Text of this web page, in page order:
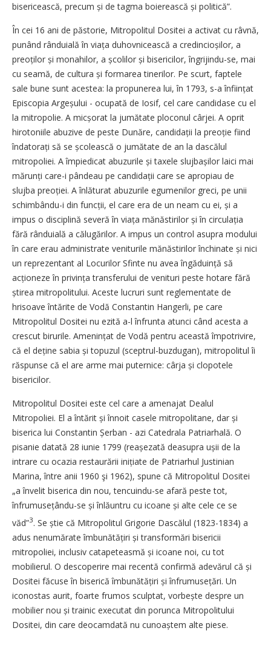
bisericească, precum și de tagma boierească și politică”.
În cei 16 ani de păstorie, Mitropolitul Dositei a activat cu râvnă,
punând rânduială în viața duhovnicească a credincioșilor, a
preoților și monahilor, a școlilor și bisericilor, îngrijindu-se, mai
cu seamă, de cultura și formarea tinerilor. Pe scurt, faptele
sale bune sunt acestea: la propunerea lui, în 1793, s-a înființat
Episcopia Argeșului - ocupată de Iosif, cel care candidase cu el
la mitropolie. A micșorat la jumătate ploconul cârjei. A oprit
hirotoniile abuzive de peste Dunăre, candidații la preoție fiind
în­datorați să se școlească o jumătate de an la dascălul
mitropoliei. A împiedicat abuzurile și taxele slujbașilor laici mai
mărunți care-i pândeau pe candidații care se apropiau de
slujba preoției. A înlăturat abuzurile egumenilor greci, pe unii
schimbându-i din funcții, el care era de un neam cu ei, și a
impus o disciplină severă în viața mănăstirilor și în cir­culația
fără rânduială a călugărilor. A impus un control asupra modului
în care erau administrate veniturile mănăstirilor închinate și nici
un reprezentant al Locurilor Sfinte nu avea îngăduință să
acționeze în privința transferului de venituri peste hotare fără
știrea mitropolitului. Aceste lucruri sunt reglementate de
hrisoave întărite de Vodă Constantin Hangerli, pe care
Mitropolitul Dositei nu ezită a-l înfrunta atunci când acesta a
crescut birurile. Amenințat de Vodă pentru această împotrivire,
că el deține sabia și topuzul (sceptrul-buzdugan), mitropolitul îi
răspunse că el are arme mai puternice: cârja și clopotele
bisericilor.
Mitropolitul Dositei este cel care a amenajat Dealul
Mitropoliei. El a întărit și înnoit casele mitropolitane, dar și
biserica lui Constantin Șerban - azi Catedrala Patriarhală. O
pisanie datată 28 iunie 1799 (reașezată deasupra ușii de la
intrare cu ocazia restaurării inițiate de Patriarhul Justinian
Marina, între anii 1960 şi 1962), spune că Mitropolitul Dositei
„a învelit biserica din nou, tencuindu-se afară peste tot,
înfrumusețându-se și înlăuntru cu icoane și alte cele ce se
văd”3. Se știe că Mitropolitul Grigorie Dascălul (1823-1834) a
adus nenumărate îmbunătățiri și transformări bisericii
mitropoliei, inclusiv catapeteasmă și icoane noi, cu tot
mobilierul. O descoperire mai recentă confirmă adevărul că și
Dositei făcuse în biserică îmbunătățiri și înfrumusețări. Un
iconostas aurit, foarte frumos sculptat, vorbește despre un
mobilier nou și trainic executat din porunca Mitropolitului
Dositei, din care ­deocamdată nu cunoaștem alte piese.